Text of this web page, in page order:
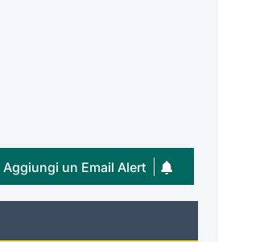
Aggiungi un Email Alert